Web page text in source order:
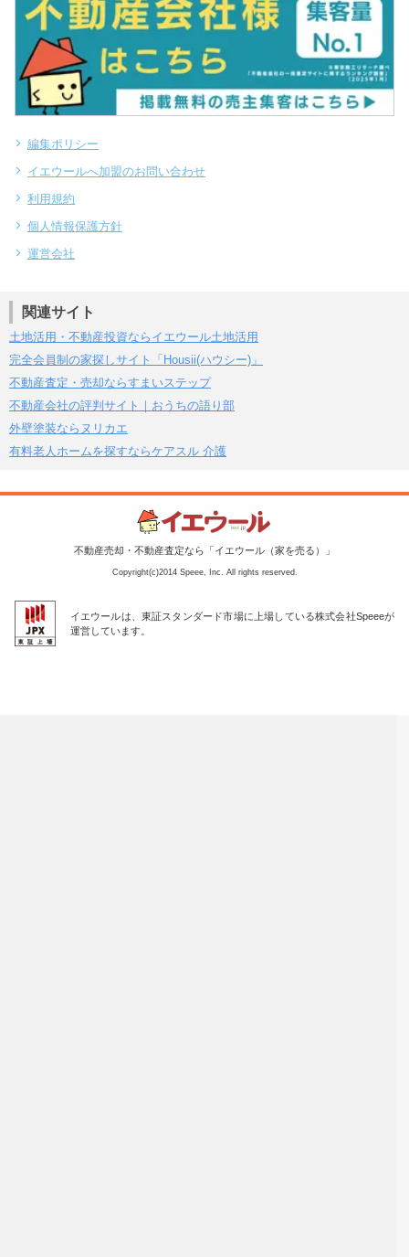
編集ポリシー
イエウールへ加盟のお問い合わせ
利用規約
個人情報保護方針
運営会社
関連サイト
土地活用・不動産投資ならイエウール土地活用
完全会員制の家探しサイト「Housii(ハウシー)」
不動産査定・売却ならすまいステップ
不動産会社の評判サイト｜おうちの語り部
外壁塗装ならヌリカエ
有料老人ホームを探すならケアスル 介護
不動産売却・不動産査定なら「イエウール（家を売る）」
Copyright(c)2014 Speee, Inc. All rights reserved.
イエウールは、東証スタンダード市場に上場している株式会社Speeeが
運営しています。